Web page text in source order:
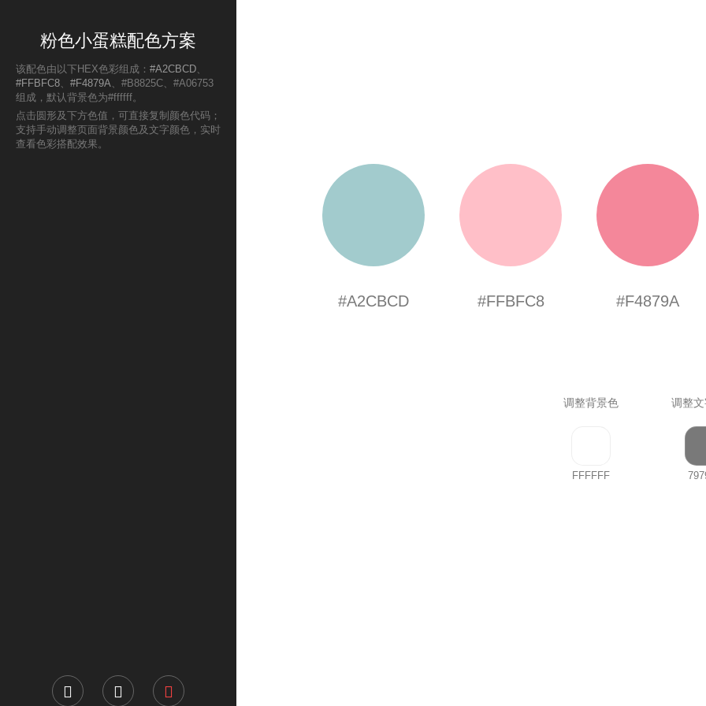
粉色小蛋糕配色方案
该配色由以下HEX色彩组成： #A2CBCD、
#FFBFC8、 #F4879A、#B8825C、#A06753
组成，默认背景色为#ffffff。
点击圆形及下方色值，可直接复制颜色代码；
支持手动调整页面背景颜色及文字颜色，实时
查看色彩搭配效果。
#A2CBCD #FFBFC8 #F4879A
调整背景色 调整